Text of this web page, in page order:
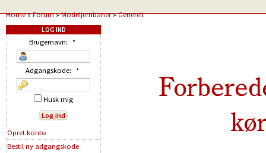
Home»Forum»Modeljernbaner»Generelt
LOG IND
Brugernavn: *
Adgangskode: *
Husk mig
Opret konto
Bestil ny adgangskode